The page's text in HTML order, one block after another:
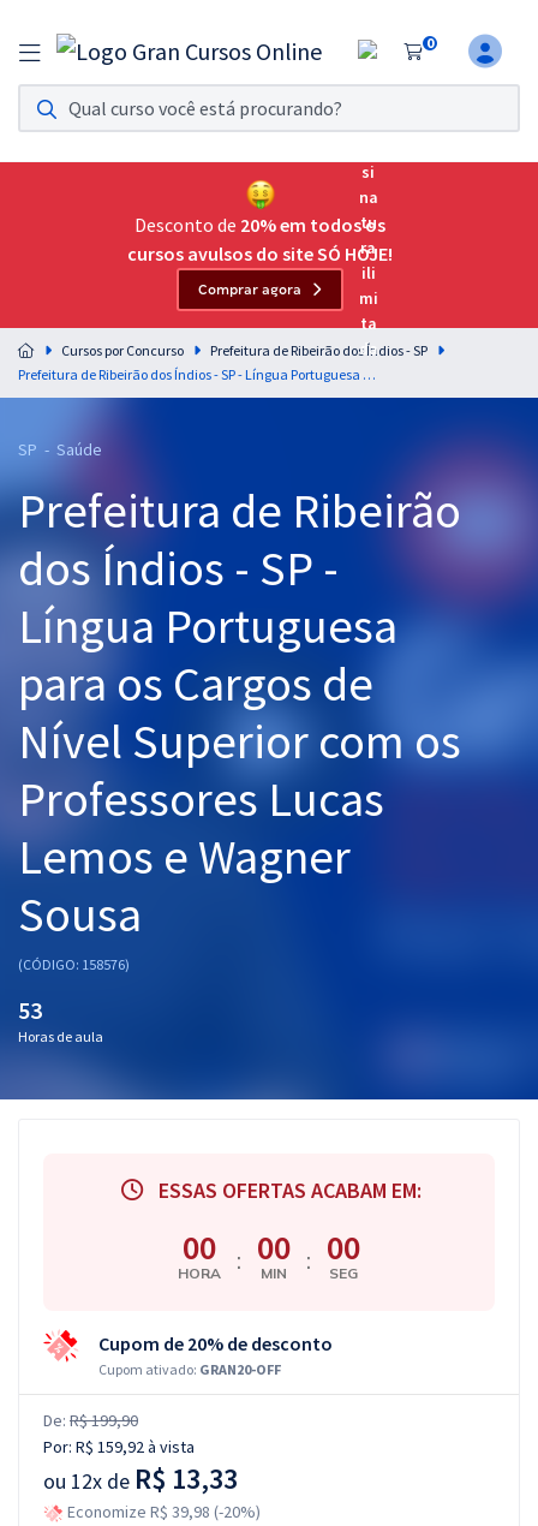
0
Assinatura Ilimitada 11
Acesso a todos os cursos. Teste grátis por 7 dias!
Assinatura OAB Até Passar
Acesso ilimitado a toda preparação para o Exame da
Residências Multiprofissionais
Preparação completa e intensiva para as principais
residências em saúde do Brasil
Cursos 20% OFF
Pós
Graduação
OAB
Mentorias
Questões grátis
Aprovados
Desconto de 20% em todos os
cursos avulsos do site SÓ HOJE!
Comprar agora
Cursos por Concurso
Prefeitura de Ribeirão dos Índios - SP
Prefeitura de Ribeirão dos Índios - SP - Língua Portuguesa para os Cargos de Nível Superior com os Professores Lucas Lemos e Wagner Sousa
SP - Saúde
Prefeitura de Ribeirão
dos Índios - SP -
Língua Portuguesa
para os Cargos de
Nível Superior com os
Professores Lucas
Lemos e Wagner
Sousa
(CÓDIGO: 158576)
53
Horas de aula
ESSAS OFERTAS ACABAM EM:
00
HORA : 00
MIN : 00
SEG
Cupom de 20% de desconto
Cupom ativado: GRAN20-OFF
De: R$ 199,90
Por: R$ 159,92à vista
ou 12x de R$ 13,33
Economize R$ 39,98 (-20%)